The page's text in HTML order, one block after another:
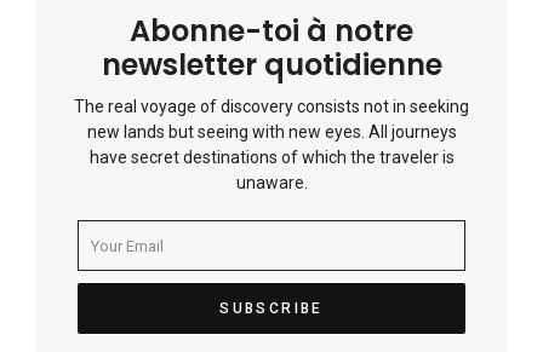
Abonne-toi à notre
newsletter quotidienne
The real voyage of discovery consists not in seeking
new lands but seeing with new eyes. All journeys
have secret destinations of which the traveler is
unaware.